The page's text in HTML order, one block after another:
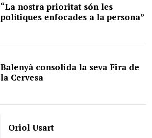
“La nostra prioritat són les
polítiques enfocades a la persona”
Balenyà consolida la seva Fira de
la Cervesa
Oriol Usart